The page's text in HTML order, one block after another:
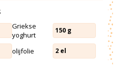
Griekse
yoghurt
150 g
olijfolie 2 el